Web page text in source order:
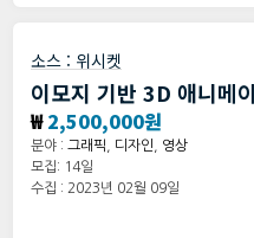
소스 : 위시켓
이모지 기반 3D 애니메
₩2,500,000원
분야 : 그래픽 디자인
영상
모집: 14일
수집 : 2023년 02월 09일